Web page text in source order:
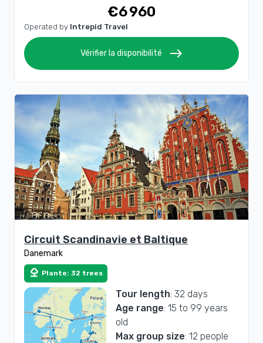
€6 960
Operated by Intrepid Travel
Vérifier la disponibilité east
Circuit Scandinavie et Baltique
Danemark
nature Plante: 32 trees
Tour length: 32 days
Age range: 15 to 99 years
old
Max group size: 12 people